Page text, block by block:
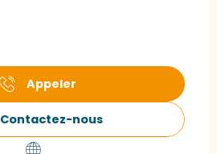
Appeler
Contactez-nous